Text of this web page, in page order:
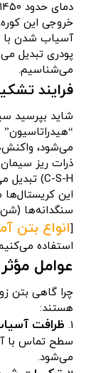
خروجی این
آسیاب شدن با
پودری تبدیل
می‌شناسیم.
فرایند
شاید بپرسید
می‌شود،
ذرات ریز
C-S-H) تبدیل می‌کند.
این
سنگدانه‌ها (شن
[انواع بتن
استفاده
عوامل
چرا گاهی بتن
هستند:
1. ظرافت
سطح تماس با
می‌شود.